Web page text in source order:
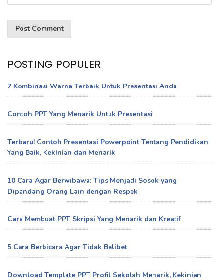
POSTING POPULER
7 Kombinasi Warna Terbaik Untuk Presentasi Anda
Contoh PPT Yang Menarik Untuk Presentasi
Terbaru! Contoh Presentasi Powerpoint Tentang Pendidikan
Yang Baik, Kekinian dan Menarik
10 Cara Agar Berwibawa: Tips Menjadi Sosok yang
Dipandang Orang Lain dengan Respek
Cara Membuat PPT Skripsi Yang Menarik dan Kreatif
5 Cara Berbicara Agar Tidak Belibet
Download Template PPT Profil Sekolah Menarik, Kekinian